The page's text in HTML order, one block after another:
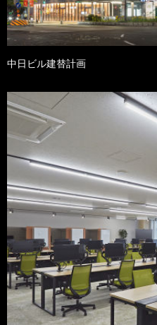
中日ビル建替計画